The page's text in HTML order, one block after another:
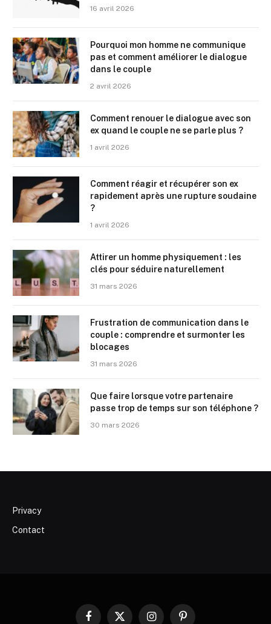
16 avril 2026
Pourquoi mon homme ne communique
pas et comment améliorer le dialogue
dans le couple
2 avril 2026
Comment renouer le dialogue avec son
ex quand le couple ne se parle plus ?
1 avril 2026
Comment réagir et récupérer son ex
rapidement après une rupture soudaine
?
1 avril 2026
Attirer un homme physiquement : les
clés pour séduire naturellement
31 mars 2026
Frustration de communication dans le
couple : comprendre et surmonter les
blocages
31 mars 2026
Que faire lorsque votre partenaire
passe trop de temps sur son téléphone ?
30 mars 2026
Privacy
Contact
Facebook
X InstagramPinterest